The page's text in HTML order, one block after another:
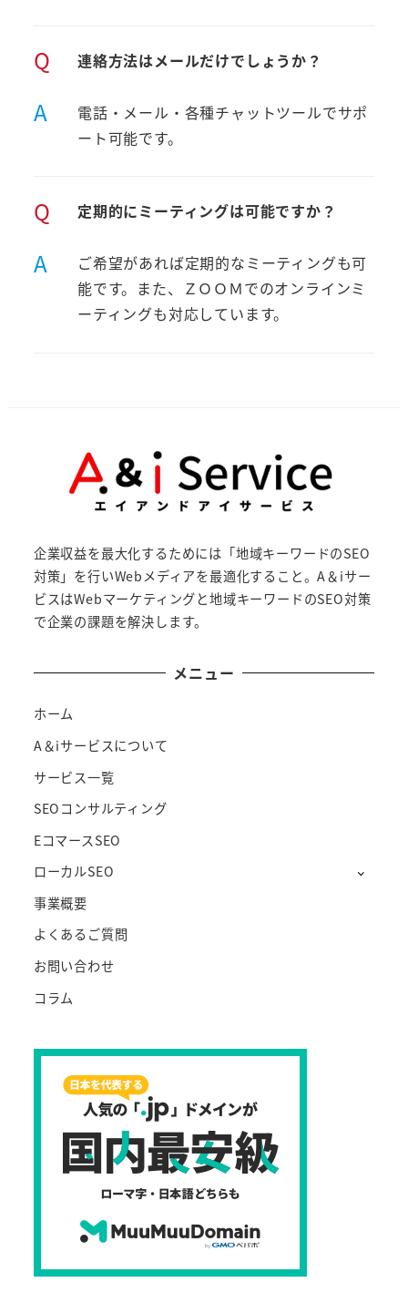
Q 連絡方法はメールだけでしょうか？
A
電話・メール・各種チャットツールでサポ
ート可能です。
Q 定期的にミーティングは可能ですか？
A
ご希望があれば定期的なミーティングも可
能です。また、ＺＯＯＭでのオンラインミ
ーティングも対応しています。
企業収益を最大化するためには「地域キーワードのSEO
対策」を行いWebメディアを最適化すること。A＆iサー
ビスはWebマーケティングと地域キーワードのSEO対策
で企業の課題を解決します。
メニュー
ホーム
A＆iサービスについて
サービス一覧
SEOコンサルティング
EコマースSEO
ローカルSEO
事業概要
よくあるご質問
お問い合わせ
コラム